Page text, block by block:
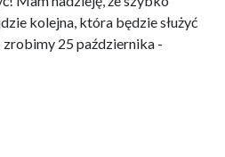
kolejna, która będzie służyć
zrobimy 25 października -